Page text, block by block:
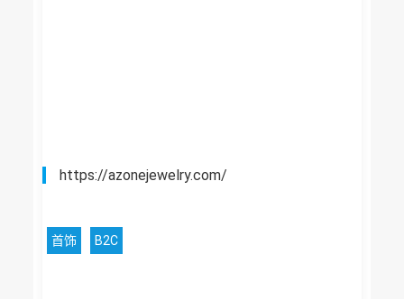
https://azonejewelry.com/
首饰 B2C